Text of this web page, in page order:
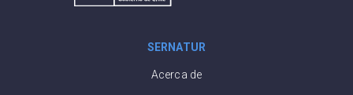
SERNATUR
Acerca de